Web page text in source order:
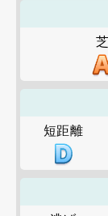
芝
短距離